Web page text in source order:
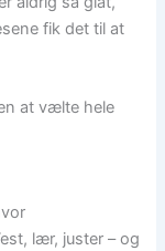
fik det til at
at vælte hele
lær, juster – og